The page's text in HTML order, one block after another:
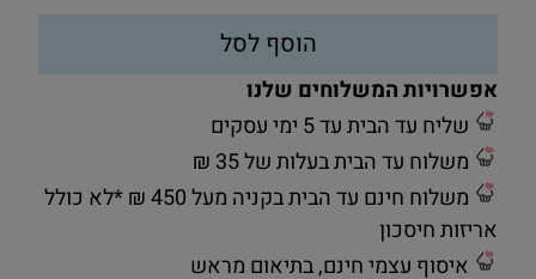
הוסף לסל
אפשרויות המשלוחים שלנו
שליח עד הבית עד 5 ימי עסקים
משלוח עד הבית בעלות של 35 ₪
משלוח חינם עד הבית בקניה מעל 450 ₪ *לא כולל
אריזות חיסכון
איסוף עצמי חינם, בתיאום מראש